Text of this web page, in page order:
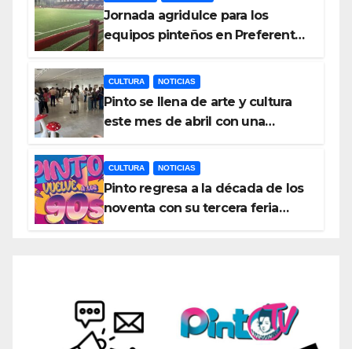
Jornada agridulce para los
equipos pinteños en Preferente
Pinto bajo amenaza
CULTURA NOTICIAS
Pinto se llena de arte y cultura
este mes de abril con una
exposiciones y espectáculos
CULTURA NOTICIAS
Pinto regresa a la década de los
noventa con su tercera feria